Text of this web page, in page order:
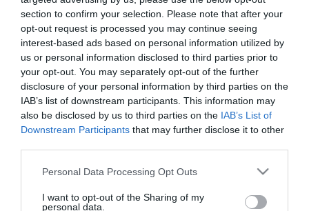
section to confirm your selection. Please note that after your
opt-out request is processed you may continue seeing
interest-based ads based on personal information utilized by
us or personal information disclosed to third parties prior to
your opt-out. You may separately opt-out of the further
disclosure of your personal information by third parties on the
IAB’s list of downstream participants. This information may
also be disclosed by us to third parties on the IAB’s List of
Downstream Participants that may further disclose it to other
Please note that this website/app uses one or more Google
not limited to your visit or usage behaviour. You may click to
Personal Data Processing Opt Outs
I want to opt-out of the Sharing of my
personal data.